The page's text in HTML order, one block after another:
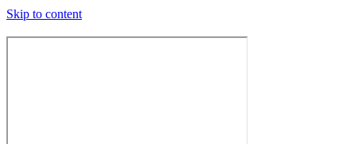
Skip to content